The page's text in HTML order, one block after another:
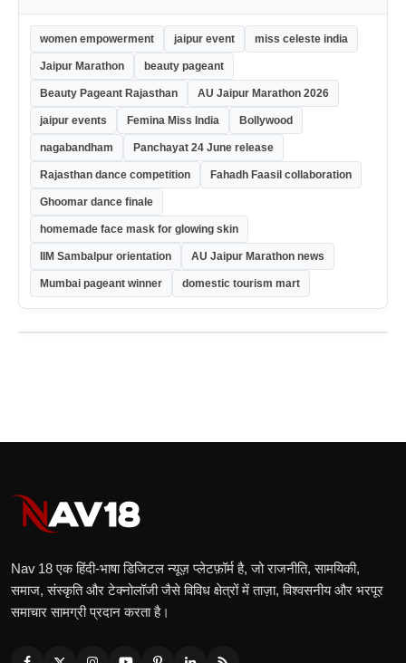
women empowerment jaipur event miss celeste india
Jaipur Marathon beauty pageant
Beauty Pageant Rajasthan AU Jaipur Marathon 2026
jaipur events Femina Miss India Bollywood
nagabandham Panchayat 24 June release
Rajasthan dance competition Fahadh Faasil collaboration
Ghoomar dance finale
homemade face mask for glowing skin
IIM Sambalpur orientation AU Jaipur Marathon news
Mumbai pageant winner domestic tourism mart
Nav 18 एक हिंदी‑भाषा डिजिटल न्यूज़ प्लेटफ़ॉर्म है, जो राजनीति, सामयिकी,
समाज, संस्कृति और टेक्नोलॉजी जैसे विविध क्षेत्रों में ताज़ा, विश्वसनीय और भरपूर
समाचार सामग्री प्रदान करता है।